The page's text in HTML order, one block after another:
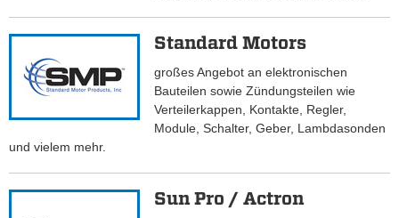
Standard Motors
großes Angebot an elektronischen
Bauteilen sowie Zündungsteilen wie
Verteilerkappen, Kontakte, Regler,
Module, Schalter, Geber, Lambdasonden
und vielem mehr.
Sun Pro / Actron